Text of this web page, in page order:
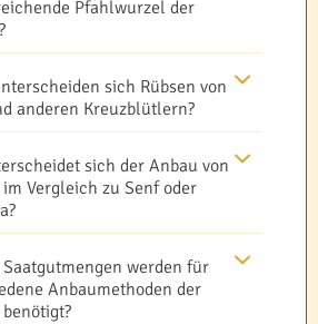
Pfahlwurzel der
sich Rübsen von
anderen Kreuzblütlern?
sich der Anbau von
im Vergleich zu Senf oder
werden für
Anbaumethoden der